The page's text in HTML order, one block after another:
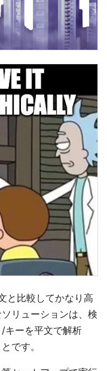
と比較してかなり高
リューションは、検
キーを平文で解析
です。